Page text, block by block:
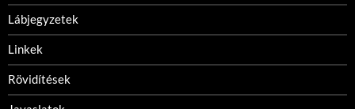
Lábjegyzetek
Linkek
Rövidítések